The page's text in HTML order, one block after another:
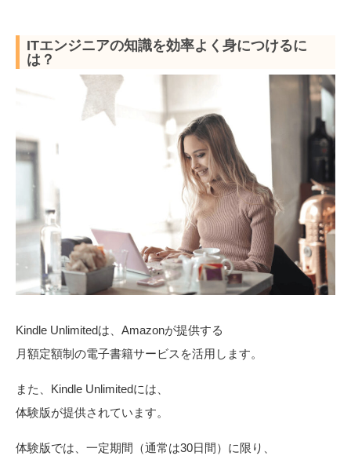
ITエンジニアの知識を効率よく身につけるに
は？
Kindle Unlimitedは、Amazonが提供する
月額定額制の電子書籍サービスを活用します。
また、Kindle Unlimitedには、
体験版が提供されています。
体験版では、一定期間（通常は30日間）に限り、